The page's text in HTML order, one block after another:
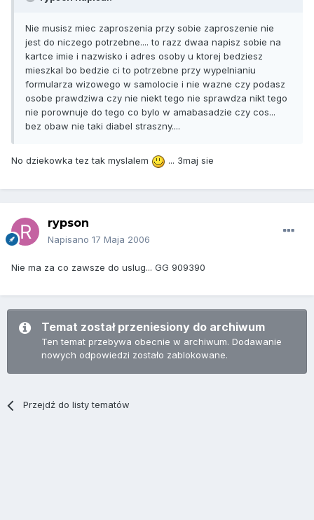
Nie musisz miec zaproszenia przy sobie zaproszenie nie
jest do niczego potrzebne.... to razz dwaa napisz sobie na
kartce imie i nazwisko i adres osoby u ktorej bedziesz
mieszkal bo bedzie ci to potrzebne przy wypelnianiu
formularza wizowego w samolocie i nie wazne czy podasz
osobe prawdziwa czy nie niekt tego nie sprawdza nikt tego
nie porownuje do tego co bylo w amabasadzie czy cos...
bez obaw nie taki diabel straszny....
No dziekowka tez tak myslalem ... 3maj sie
rypson
Napisano 17 Maja 2006
Nie ma za co zawsze do uslug... GG 909390
Temat został przeniesiony do archiwum
Ten temat przebywa obecnie w archiwum. Dodawanie
nowych odpowiedzi zostało zablokowane.
Przejdź do listy tematów